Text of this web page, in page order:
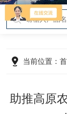
当前位置：
助推高原